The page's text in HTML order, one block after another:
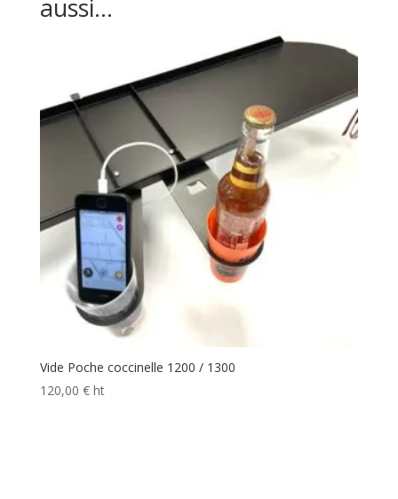
aussi…
Vide Poche coccinelle 1200 / 1300
120,00 € ht